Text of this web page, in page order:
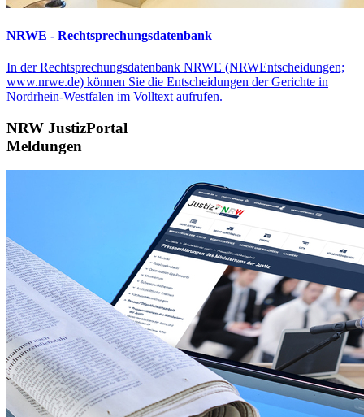
NRWE - Rechtsprechungs­datenbank
In der Rechtsprechungsdatenbank NRWE (NRWEntscheidungen;
www.nrwe.de) können Sie die Entscheidungen der Gerichte in
Nordrhein-Westfalen im Volltext aufrufen.
NRW JustizPortal
Meldungen